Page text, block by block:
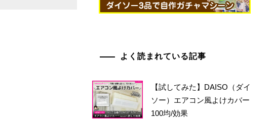
よく読まれている記事
【試してみた】DAISO（ダイ
ソー）エアコン風よけカバー
100均/効果